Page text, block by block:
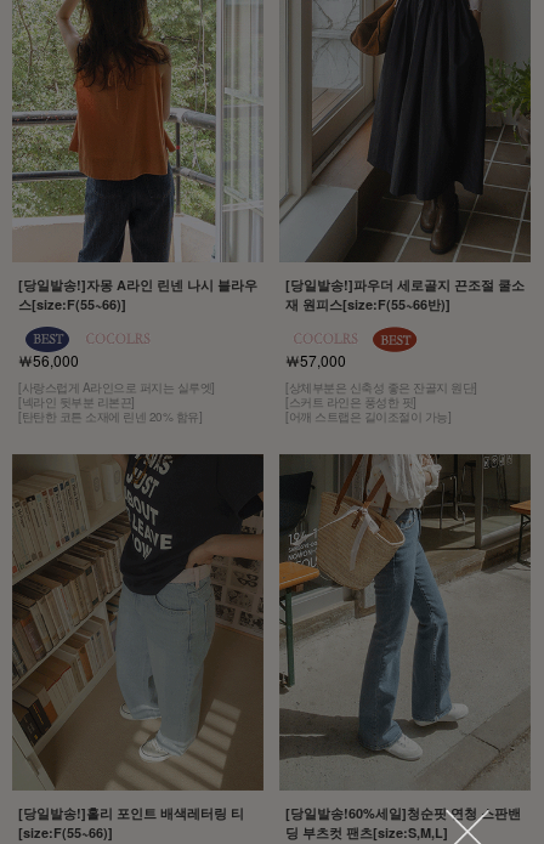
[당일발송!]자몽 A라인 린넨 나시 블라우
스[size:F(55~66)]
￦56,000
[사랑스럽게 A라인으로 퍼지는 실루엣]
[넥라인 뒷부분 리본끈]
[탄탄한 코튼 소재에 린넨 20% 함유]
[당일발송!]파우더 세로골지 끈조절 쿨소
재 원피스[size:F(55~66반)]
￦57,000
[상체부분은 신축성 좋은 잔골지 원단]
[스커트 라인은 풍성한 핏]
[어깨 스트랩은 길이조절이 가능]
[당일발송!]홀리 포인트 배색레터링 티
[size:F(55~66)]
[당일발송!60%세일]청순핏 연청 스판밴
딩 부츠컷 팬츠[size:S,M,L]